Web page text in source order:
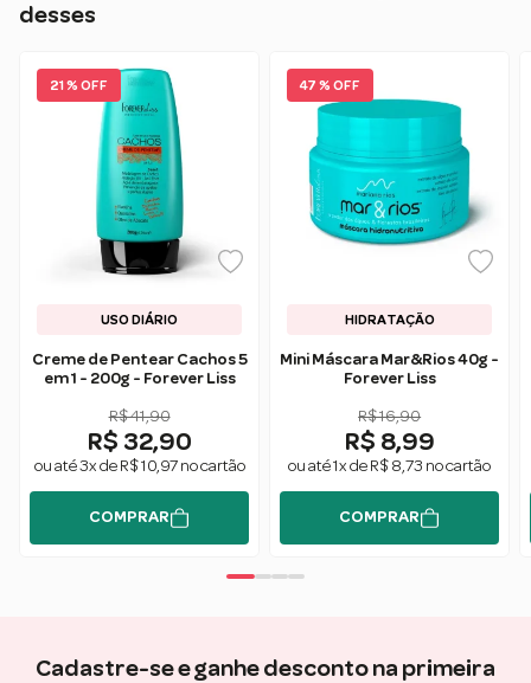
desses
21 % OFF
USO DIÁRIO
Creme de Pentear Cachos 5
em 1 - 200g - Forever Liss
R$ 41,90
R$ 32,90
ou até 3x de R$ 10,97 no cartão
COMPRAR
47 % OFF
HIDRATAÇÃO
Mini Máscara Mar&Rios 40g -
Forever Liss
R$ 16,90
R$ 8,99
ou até 1x de R$ 8,73 no cartão
COMPRAR
Cadastre-se e ganhe desconto na primeira